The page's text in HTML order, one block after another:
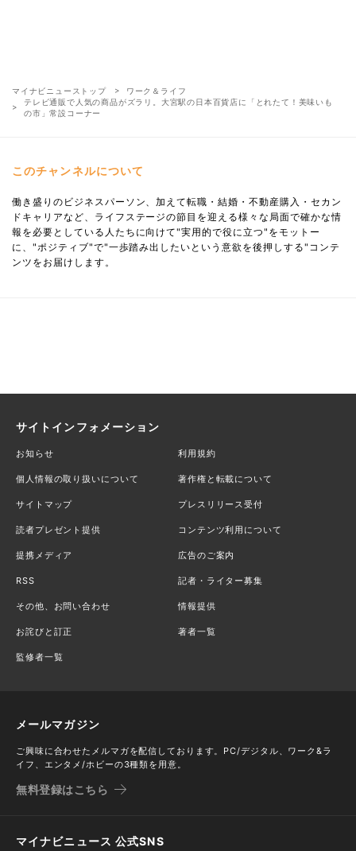
マイナビニューストップ
ワーク＆ライフ
テレビ通販で人気の商品がズラリ。大宮駅の日本百貨店に「とれたて！美味いも
の市」常設コーナー
このチャンネルについて
働き盛りのビジネスパーソン、加えて転職・結婚・不動産購入・セカン
ドキャリアなど、ライフステージの節目を迎える様々な局面で確かな情
報を必要としている人たちに向けて"実用的で役に立つ"をモットー
に、"ポジティブ"で"一歩踏み出したいという意欲を後押しする"コンテ
ンツをお届けします。
サイトインフォメーション
お知らせ 利用規約
個人情報の取り扱いについて 著作権と転載について
サイトマップ プレスリリース受付
読者プレゼント提供 コンテンツ利用について
提携メディア 広告のご案内
RSS 記者・ライター募集
その他、お問い合わせ 情報提供
お詫びと訂正 著者一覧
監修者一覧
メールマガジン
ご興味に合わせたメルマガを配信しております。PC/デジタル、ワーク&ラ
イフ、エンタメ/ホビーの3種類を用意。
無料登録はこちら
マイナビニュース 公式SNS